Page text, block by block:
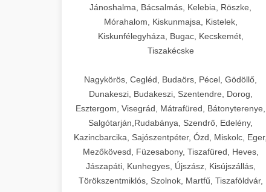
Jánoshalma, Bácsalmás, Kelebia, Röszke,
Mórahalom, Kiskunmajsa, Kistelek,
Kiskunfélegyháza, Bugac, Kecskemét,
Tiszakécske
Nagykörös, Cegléd, Budaörs, Pécel, Gödöllő,
Dunakeszi, Budakeszi, Szentendre, Dorog,
Esztergom, Visegrád, Mátrafüred, Bátonyterenye,
Salgótarján,Rudabánya, Szendrő, Edelény,
Kazincbarcika, Sajószentpéter, Ózd, Miskolc, Eger,
Mezőkövesd, Füzesabony, Tiszafüred, Heves,
Jászapáti, Kunhegyes, Újszász, Kisújszállás,
Törökszentmiklós, Szolnok, Martfű, Tiszaföldvár,